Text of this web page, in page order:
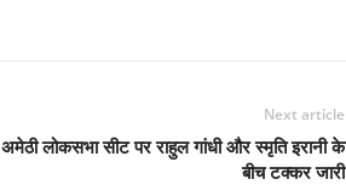
Next article
अमेठी लोकसभा सीट पर राहुल गांधी और स्मृति इरानी के
बीच टक्कर जारी